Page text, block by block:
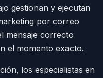
gestionan y ejecutan
por correo
mensaje correcto
el momento exacto.
los especialistas en